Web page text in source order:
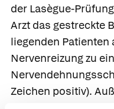
der Lasègue-
Arzt das gestreckte
liegenden Patienten
Nervenreizung zu
Zeichen positiv).